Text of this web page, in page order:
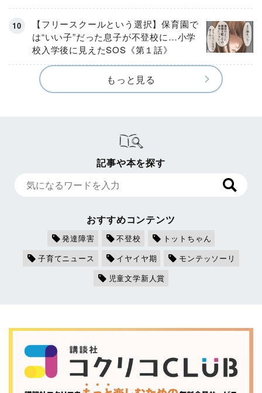
【フリースクールという選択】保育園で
は“いい子”だった息子が不登校に…小学
校入学後に見えたSOS《第１話》
もっと見る
記事や本を探す
おすすめコンテンツ
発達障害 不登校
トットちゃん
子育てニュース
イヤイヤ期
モンテッソーリ
児童文学新人賞